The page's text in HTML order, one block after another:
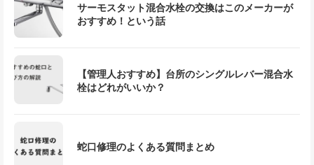
サーモスタット混合水栓の交換はこのメーカーが
おすすめ！という話
【管理人おすすめ】台所のシングルレバー混合水
栓はどれがいいか？
蛇口修理のよくある質問まとめ